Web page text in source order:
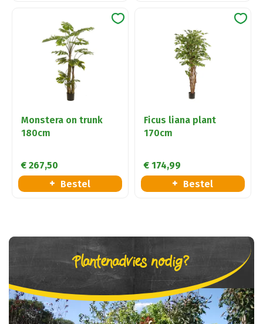
Monstera on trunk
180cm
€ 267,50
Bestel
Ficus liana plant
170cm
€ 174,99
Bestel
Plantenadvies nodig?